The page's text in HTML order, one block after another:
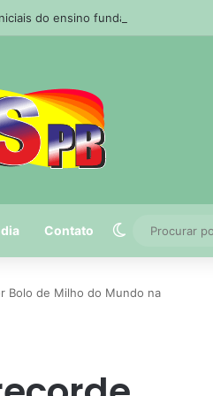
Contato Switch skin
Bolo de Milho do Mundo na